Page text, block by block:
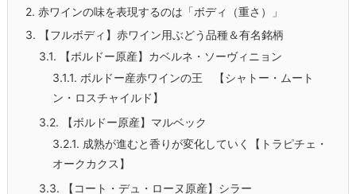
2. 赤ワインの味を表現するのは「ボディ（重さ）」
3. 【フルボディ】赤ワイン用ぶどう品種＆有名銘柄
3.1. 【ボルドー原産】カベルネ・ソーヴィニョン
3.1.1. ボルドー産赤ワインの王 【シャトー・ムート
ン・ロスチャイルド】
3.2. 【ボルドー原産】マルベック
3.2.1. 成熟が進むと香りが変化していく【トラピチェ・
オークカクス】
3.3. 【コート・デュ・ローヌ原産】シラー